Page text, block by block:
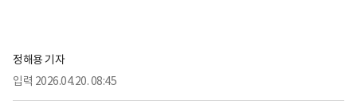
정해용 기자
입력 2026.04.20. 08:45